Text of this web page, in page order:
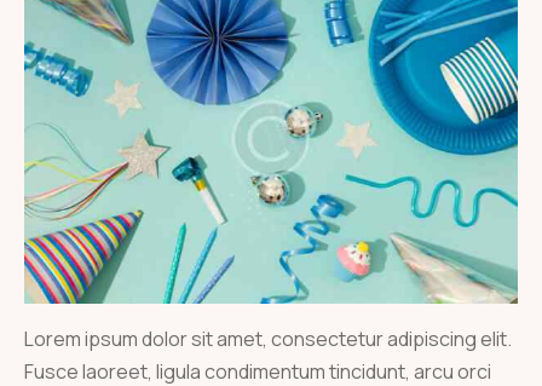
Lorem ipsum dolor sit amet, consectetur adipiscing elit.
Fusce laoreet, ligula condimentum tincidunt, arcu orci